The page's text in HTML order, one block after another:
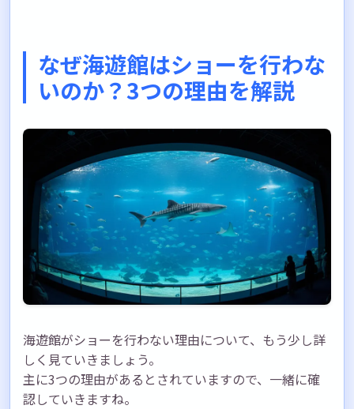
なぜ海遊館はショーを行わな
いのか？3つの理由を解説
海遊館がショーを行わない理由について、もう少し詳
しく見ていきましょう。
主に3つの理由があるとされていますので、一緒に確
認していきますね。